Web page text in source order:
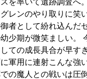
を率いて遺跡調査へ
レンのやり取りに笑
者として紛れ込んだ
少期が微笑ましい。
ての成長具合が早す
軍用に連射こんな強
の魔人との戦いは圧